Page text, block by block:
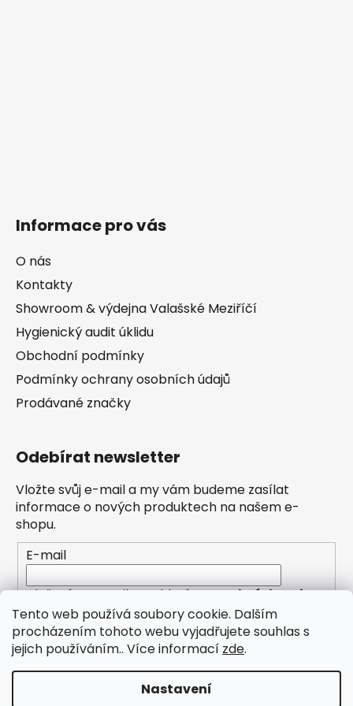
Tento web používá soubory cookie. Dalším
procházením tohoto webu vyjadřujete souhlas s
jejich používáním.. Více informací zde.
Nastavení
Zřídili jsme pro Vás novou kategorii PŮJČOVNA (pro
Informace pro vás
O nás
Kontakty
Showroom & výdejna Valašské Meziříčí
Hygienický audit úklidu
Obchodní podmínky
Podmínky ochrany osobních údajů
Prodávané značky
Odebírat newsletter
Vložte svůj e-mail a my vám budeme zasílat
informace o nových produktech na našem e-
shopu.
E-mail
Vložením e-mailu souhlasíte spodmínkami
ochrany osobních údajů
PŘIHLÁSIT SE